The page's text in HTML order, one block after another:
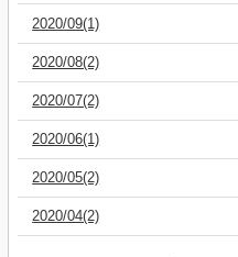
2020/09(1)
2020/08(2)
2020/07(2)
2020/06(1)
2020/05(2)
2020/04(2)